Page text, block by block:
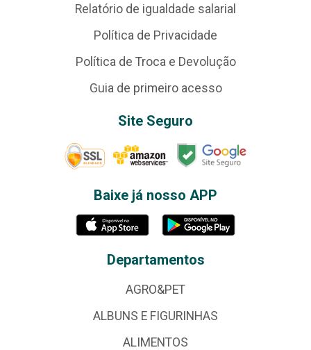
Relatório de igualdade salarial
Política de Privacidade
Política de Troca e Devolução
Guia de primeiro acesso
Site Seguro
Baixe já nosso APP
Departamentos
AGRO&PET
ALBUNS E FIGURINHAS
ALIMENTOS